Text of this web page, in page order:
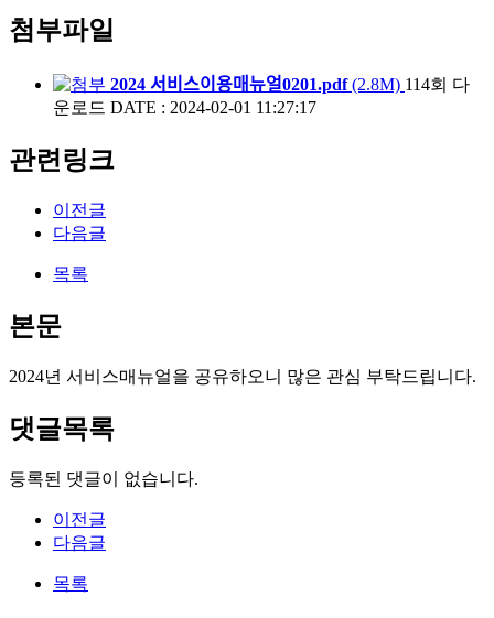
첨부파일
2024 서비스이용매뉴얼0201.pdf(2.8M) 114회 다
운로드 DATE : 2024-02-01 11:27:17
관련링크
이전글
다음글
목록
본문
2024년 서비스매뉴얼을 공유하오니 많은 관심 부탁드립니다.
댓글목록
등록된 댓글이 없습니다.
이전글
다음글
목록